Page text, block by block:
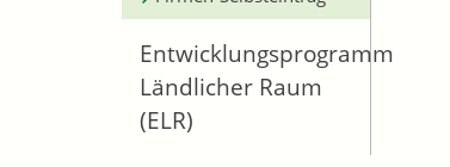
Entwicklungsprogramm
Ländlicher Raum
(ELR)